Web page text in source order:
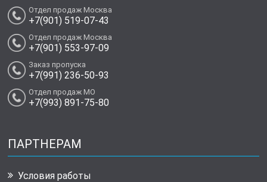
Отдел продаж Москва
+7(901) 519-07-43
Отдел продаж Москва
+7(901) 553-97-09
Заказ пропуска
+7(991) 236-50-93
Отдел продаж МО
+7(993) 891-75-80
ПАРТНЕРАМ
Условия работы